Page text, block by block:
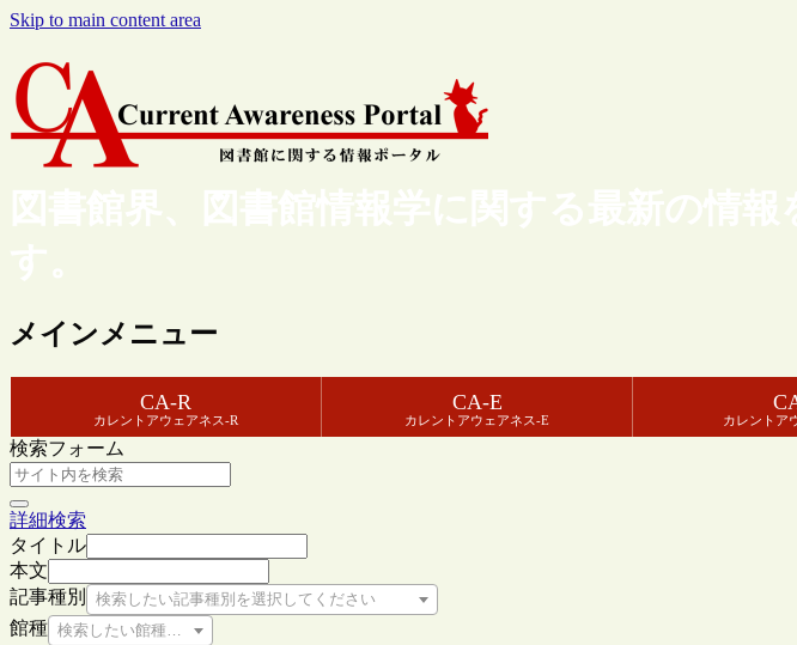
Skip to main content area
図書館界、図書館情報学に関する最新の情
す。
メインメニュー
CA-R
カレントアウェアネス-R
CA-E
カレントアウェアネス-E カレントア
検索フォーム
詳細検索
タイトル
本文
記事種別
検索したい記事種別を選択してください
館種 検索したい館種を選択してください